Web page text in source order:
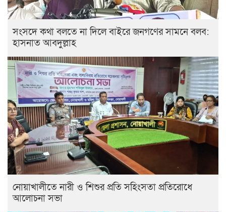
সংসদে কথা বলতে না দিলে বাইরে জনগণের সামনে বলব:
হাসনাত আবদুল্লাহ
নোয়াখালীতে নারী ও শিশুর প্রতি সহিংসতা প্রতিরোধে
আলোচনা সভা